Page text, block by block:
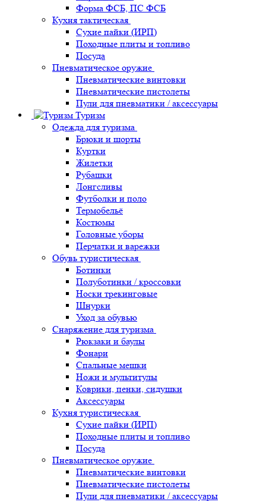
Форма ФСБ, ПС ФСБ
Кухня тактическая
Сухие пайки (ИРП)
Походные плиты и топливо
Посуда
Пневматическое оружие
Пневматические винтовки
Пневматические пистолеты
Пули для пневматики / аксессуары
Туризм
Одежда для туризма
Брюки и шорты
Куртки
Жилетки
Рубашки
Лонгсливы
Футболки и поло
Термобельё
Костюмы
Головные уборы
Перчатки и варежки
Обувь туристическая
Ботинки
Полуботинки / кроссовки
Носки трекинговые
Шнурки
Уход за обувью
Снаряжение для туризма
Рюкзаки и баулы
Фонари
Спальные мешки
Ножи и мультитулы
Коврики, пенки, сидушки
Аксессуары
Кухня туристическая
Сухие пайки (ИРП)
Походные плиты и топливо
Посуда
Пневматическое оружие
Пневматические винтовки
Пневматические пистолеты
Пули для пневматики / аксессуары